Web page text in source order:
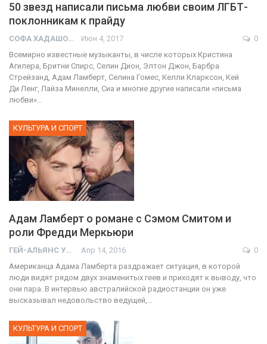
50 звезд написали письма любви своим ЛГБТ-
поклонникам к прайду
СОФА ХАДАШОТ Июн 4, 2017
0
Всемирно известные музыканты, в числе которых Кристина
Агилера, Бритни Спирс, Селин Дион, Элтон Джон, Барбра
Стрейзанд, Адам Ламберт, Селина Гомес, Келли Кларксон, Кей
Ди Ленг, Лайза Минелли, Сиа и многие другие написали «письма
любви»…
КУЛЬТУРА И СПОРТ
Адам Ламберт о романе с Сэмом Смитом и
роли Фредди Меркьюри
ГЕЙ-АЛЬЯНС УКРАИНА Апр 14, 2016
0
Американца Адама Ламберта раздражает ситуация, в которой
люди видят рядом двух знаменитых геев и приходят к выводу, что
они пара. В интервью австралийской радиостанции он уже
высказывал недовольство ведущей,…
КУЛЬТУРА И СПОРТ